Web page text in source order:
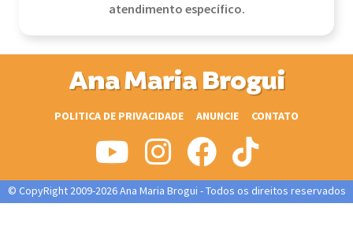
atendimento específico.
Ana Maria Brogui
POLITICA DE PRIVACIDADE ANUNCIE CONTATO
© CopyRight 2009-2026 Ana Maria Brogui - Todos os direitos reservados